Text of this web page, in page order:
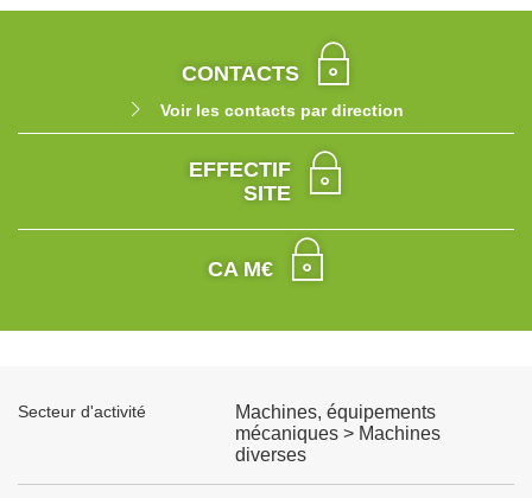
CONTACTS
Voir les contacts par direction
EFFECTIF
SITE
CA M€
Secteur d'activité
Machines, équipements
mécaniques > Machines
diverses